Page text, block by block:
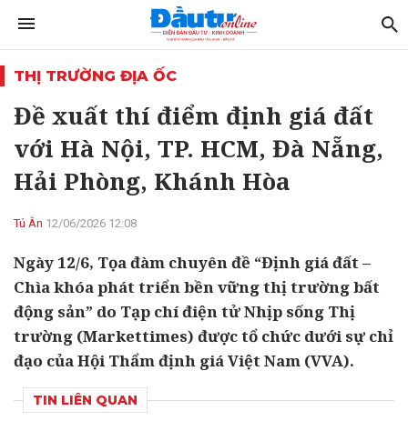
THỊ TRƯỜNG ĐỊA ỐC
Đề xuất thí điểm định giá đất
với Hà Nội, TP. HCM, Đà Nẵng,
Hải Phòng, Khánh Hòa
Tú Ân 12/06/2026 12:08
Ngày 12/6, Tọa đàm chuyên đề “Định giá đất –
Chìa khóa phát triển bền vững thị trường bất
động sản” do Tạp chí điện tử Nhịp sống Thị
trường (Markettimes) được tổ chức dưới sự chỉ
đạo của Hội Thẩm định giá Việt Nam (VVA).
TIN LIÊN QUAN